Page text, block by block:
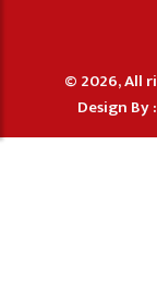
© 2026, All
Design By :